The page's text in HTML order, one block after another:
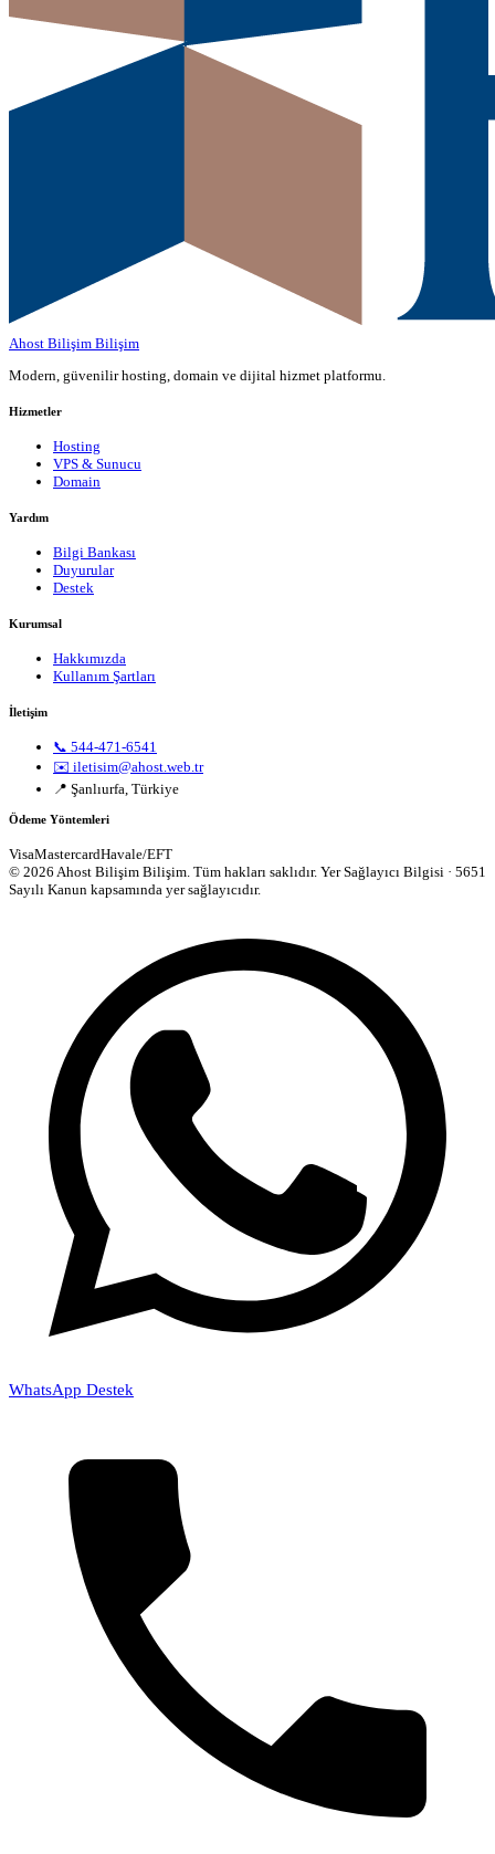
Ahost Bilişim Bilişim
Modern, güvenilir hosting, domain ve dijital hizmet platformu.
Hizmetler
Hosting
VPS & Sunucu
Domain
Yardım
Bilgi Bankası
Duyurular
Destek
Kurumsal
Hakkımızda
Kullanım Şartları
İletişim
📞 544-471-6541
✉️ iletisim@ahost.web.tr
📍 Şanlıurfa, Türkiye
Ödeme Yöntemleri
VisaMastercardHavale/EFT
© 2026 Ahost Bilişim Bilişim. Tüm hakları saklıdır. Yer Sağlayıcı Bilgisi · 5651
Sayılı Kanun kapsamında yer sağlayıcıdır.
WhatsApp Destek